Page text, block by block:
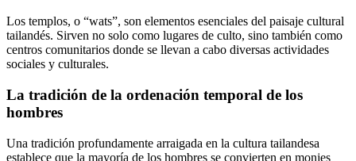
Los templos, o “wats”, son elementos esenciales del paisaje cultural
tailandés. Sirven no solo como lugares de culto, sino también como
centros comunitarios donde se llevan a cabo diversas actividades
sociales y culturales.
La tradición de la ordenación temporal de los
hombres
Una tradición profundamente arraigada en la cultura tailandesa
establece que la mayoría de los hombres se convierten en monjes